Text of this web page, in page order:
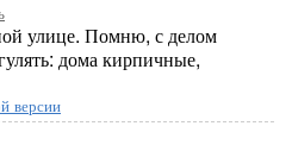
улице. Помню, с делом
дома кирпичные,
версии